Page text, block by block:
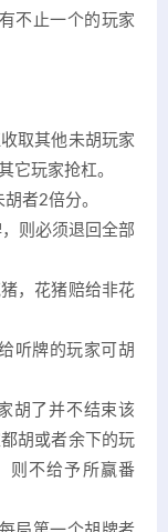
不止一个的玩家
取其他未胡玩家
它玩家抢杠。
者2倍分。
则必须退回全部
，花猪赔给非花
听牌的玩家可胡
胡了并不结束该
胡或者余下的玩
则不给予所赢番